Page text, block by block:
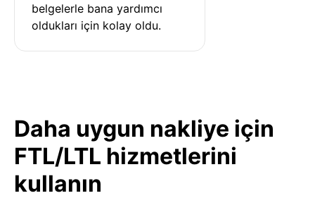
belgelerle bana yardımcı
oldukları için kolay oldu.
Daha uygun nakliye için
FTL/LTL hizmetlerini
kullanın